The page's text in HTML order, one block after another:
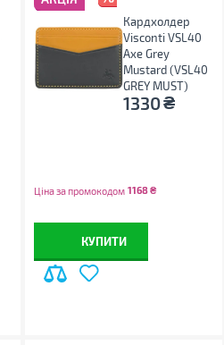
Кардхолдер
Visconti VSL40
Axe Grey
Mustard (VSL40
GREY MUST)
1330₴
Ціна за промокодом 1168₴
КУПИТИ